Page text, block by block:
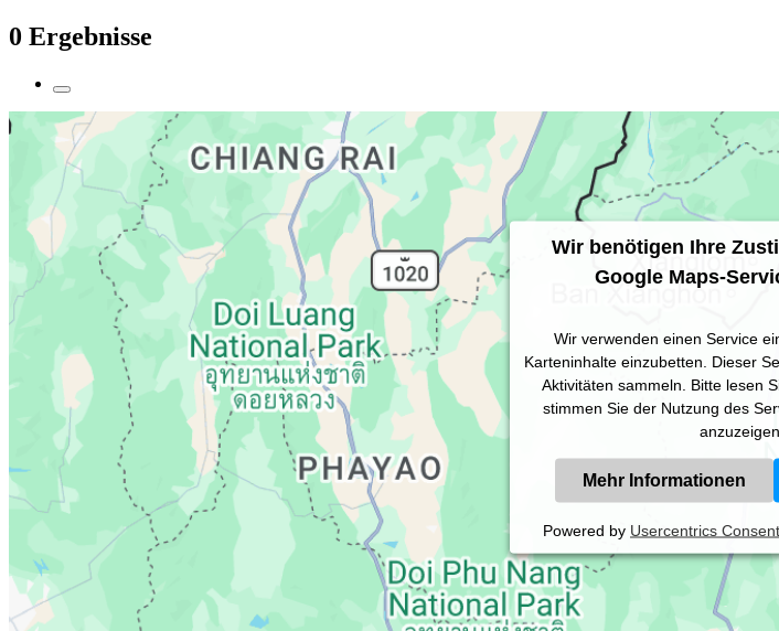
0 Ergebnisse
Wir benötigen Ihre
Google Maps-
Wir verwenden einen Service
Karteninhalte einzubetten. Dieser
Aktivitäten sammeln. Bitte lesen
stimmen Sie der Nutzung des
anzuzeigen.
Mehr Informationen
Powered by Usercentrics